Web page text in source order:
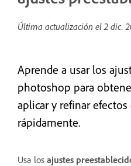
Última actualización el2 dic.
Aprende a usar los
photoshop para
aplicar y refinar
rápidamente.
Usa los ajustes